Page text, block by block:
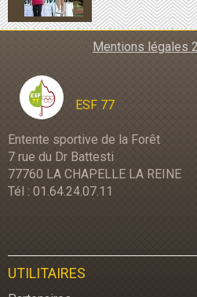
Mentions légales
ESF 77
Entente sportive de la Forêt
7 rue du Dr Battesti
77760 LA CHAPELLE LA REINE
Tél : 01.64.24.07.11
UTILITAIRES